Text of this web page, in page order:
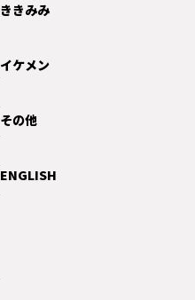
ききみみ
イケメン
その他
ENGLISH